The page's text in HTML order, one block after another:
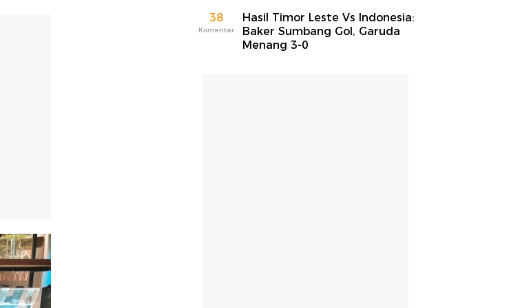
38
Komentar
Hasil Timor Leste Vs Indonesia:
Baker Sumbang Gol, Garuda
Menang 3-0